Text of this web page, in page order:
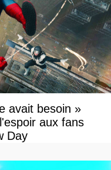
avait besoin »
aux fans
Day